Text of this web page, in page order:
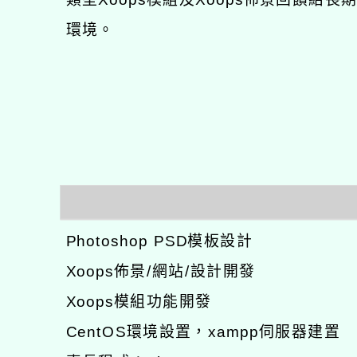
環境。
Photoshop PSD模板設計
Xoops佈景/網站/設計開發
Xoops模組功能開發
CentOS環境設置，xampp伺服器建置